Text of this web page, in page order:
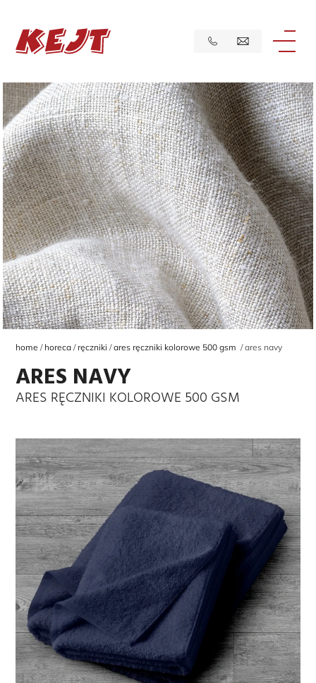
home horeca ręczniki ares ręczniki kolorowe 500 gsm ares navy
ARES NAVY
ARES RĘCZNIKI KOLOROWE 500 GSM